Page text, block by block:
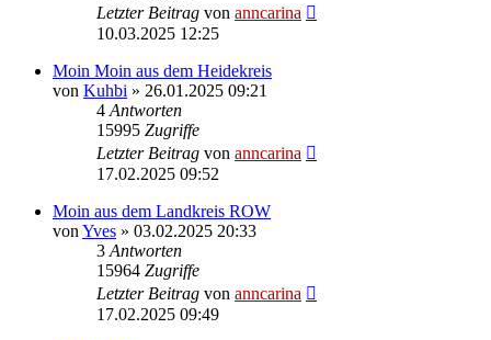
Letzter Beitrag von anncarina
10.03.2025 12:25
Moin Moin aus dem Heidekreis
von Kuhbi » 26.01.2025 09:21
4 Antworten
15995 Zugriffe
Letzter Beitrag von anncarina
17.02.2025 09:52
Moin aus dem Landkreis ROW
von Yves » 03.02.2025 20:33
3 Antworten
15964 Zugriffe
Letzter Beitrag von anncarina
17.02.2025 09:49